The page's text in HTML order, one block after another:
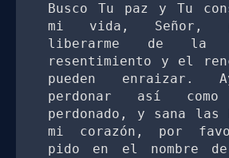
Busco Tu paz y Tu
mi vida, Señor,
liberarme de
resentimiento y el
pueden enraizar.
perdonar así
perdonado, y sana las
mi corazón, por
pido en el nombre